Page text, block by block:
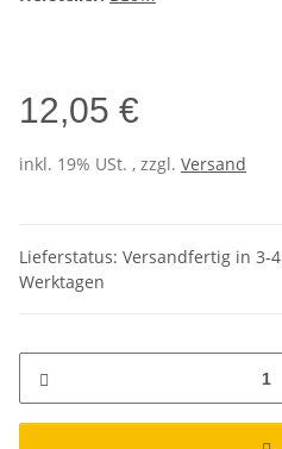
12,05 €
inkl. 19% USt. , zzgl. Versand
Lieferstatus: Versandfertig in 3-4
Werktagen